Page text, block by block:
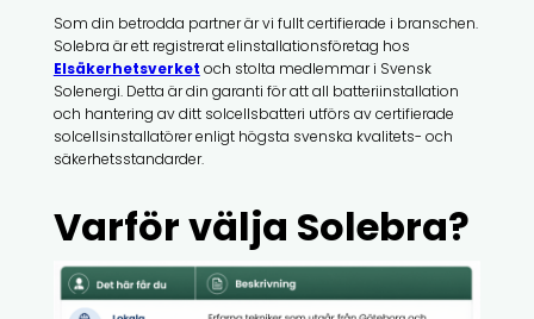
Som din betrodda partner är vi fullt certifierade i branschen.
Solebra är ett registrerat elinstallationsföretag hos
Elsäkerhetsverket och stolta medlemmar i Svensk
Solenergi. Detta är din garanti för att all batteriinstallation
och hantering av ditt solcellsbatteri utförs av certifierade
solcellsinstallatörer enligt högsta svenska kvalitets- och
säkerhetsstandarder.
Varför välja Solebra?